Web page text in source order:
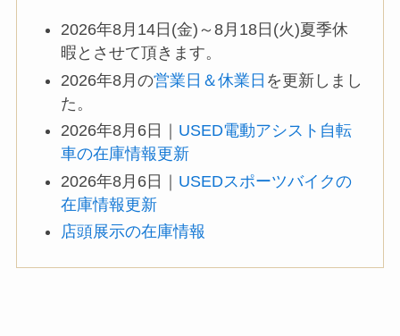
2026年8月14日(金)～8月18日(火)夏季休
暇とさせて頂きます。
2026年8月の営業日＆休業日 を更新しまし
た。
2026年8月6日｜ USED電動アシスト自転
車の在庫情報更新
2026年8月6日｜ USEDスポーツバイクの
在庫情報更新
店頭展示の在庫情報